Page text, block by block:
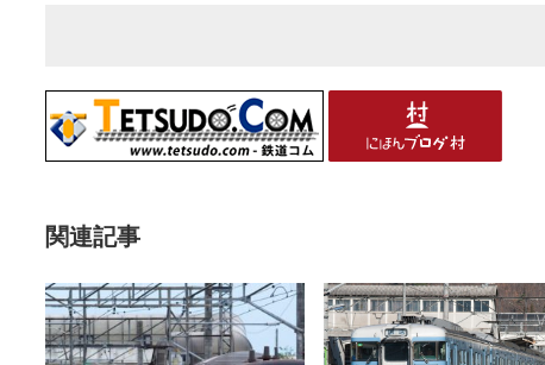
関連記事